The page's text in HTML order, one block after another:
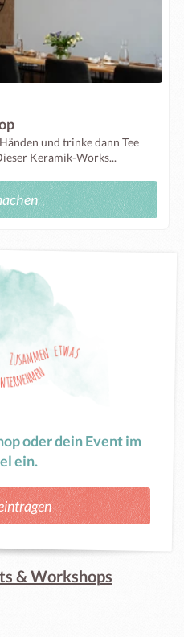
und trinke dann Tee
Keramik-Works...
oder dein Event im
ein.
& Workshops